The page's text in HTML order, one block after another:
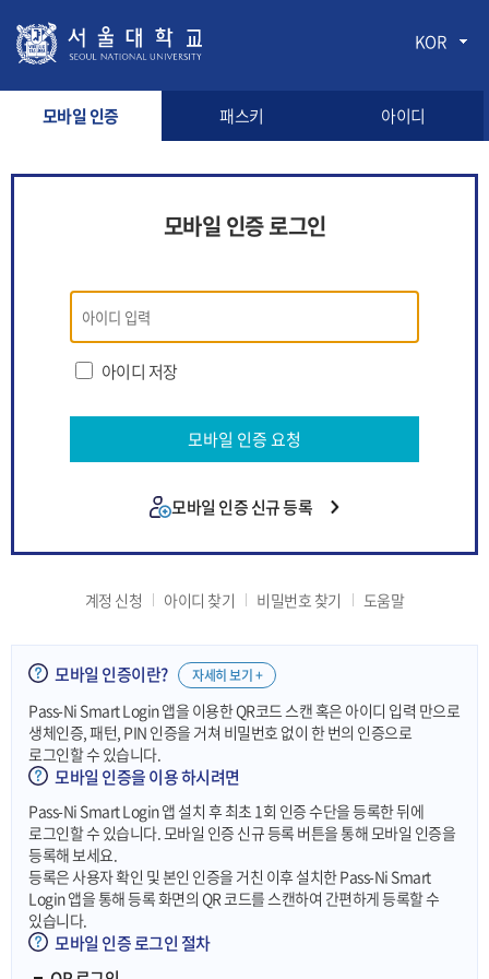
KOR
모바일 인증 패스키 아이디
모바일 인증 로그인
모바일
인증
로그인
아이디 저장
모바일 인증 요청
모바일 인증 신규 등록
계정 신청 아이디 찾기 비밀번호 찾기 도움말
모바일 인증이란? 자세히 보기 +
Pass-Ni Smart Login 앱을 이용한 QR코드 스캔 혹은 아이디 입력 만으로
생체인증, 패턴, PIN 인증을 거쳐 비밀번호 없이 한 번의 인증으로
로그인할 수 있습니다.
모바일 인증을 이용 하시려면
Pass-Ni Smart Login 앱 설치 후 최초 1회 인증 수단을 등록한 뒤에
로그인할 수 있습니다. 모바일 인증 신규 등록 버튼을 통해 모바일 인증을
등록해 보세요.
등록은 사용자 확인 및 본인 인증을 거친 이후 설치한 Pass-Ni Smart
Login 앱을 통해 등록 화면의 QR 코드를 스캔하여 간편하게 등록할 수
있습니다.
모바일 인증 로그인 절차